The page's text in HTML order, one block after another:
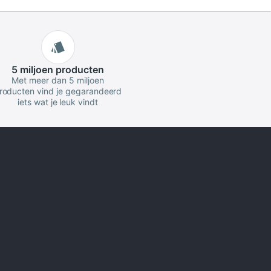
5 miljoen producten
Met meer dan 5 miljoen
vind je gegarandeerd
iets wat je leuk vindt